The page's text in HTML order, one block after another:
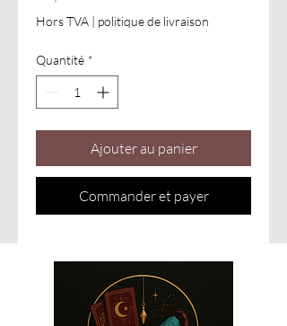
Hors TVA | politique de livraison
Quantité *
Ajouter au panier
Commander et payer